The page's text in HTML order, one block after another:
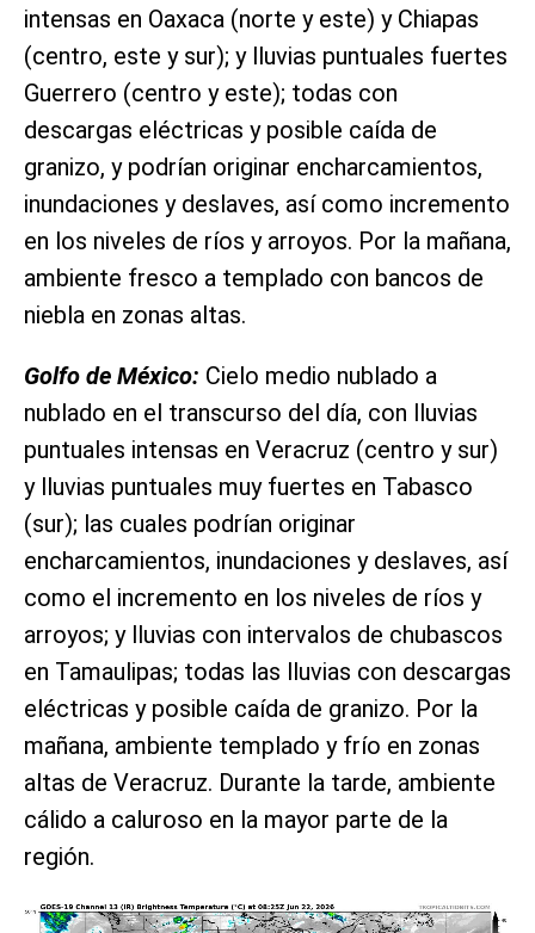
intensas en Oaxaca (norte y este) y Chiapas
(centro, este y sur); y lluvias puntuales fuertes
Guerrero (centro y este); todas con
descargas eléctricas y posible caída de
granizo, y podrían originar encharcamientos,
inundaciones y deslaves, así como incremento
en los niveles de ríos y arroyos. Por la mañana,
ambiente fresco a templado con bancos de
niebla en zonas altas.
Golfo de México: Cielo medio nublado a
nublado en el transcurso del día, con lluvias
puntuales intensas en Veracruz (centro y sur)
y lluvias puntuales muy fuertes en Tabasco
(sur); las cuales podrían originar
encharcamientos, inundaciones y deslaves, así
como el incremento en los niveles de ríos y
arroyos; y lluvias con intervalos de chubascos
en Tamaulipas; todas las lluvias con descargas
eléctricas y posible caída de granizo. Por la
mañana, ambiente templado y frío en zonas
altas de Veracruz. Durante la tarde, ambiente
cálido a caluroso en la mayor parte de la
región.